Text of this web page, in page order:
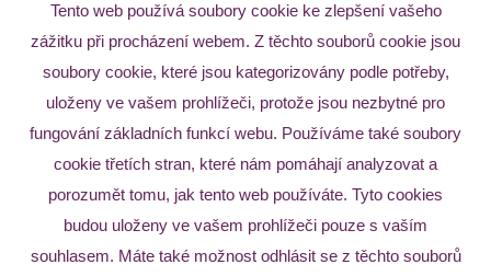
Tento web používá soubory cookie ke zlepšení vašeho
zážitku při procházení webem. Z těchto souborů cookie jsou
soubory cookie, které jsou kategorizovány podle potřeby,
uloženy ve vašem prohlížeči, protože jsou nezbytné pro
fungování základních funkcí webu. Používáme také soubory
cookie třetích stran, které nám pomáhají analyzovat a
porozumět tomu, jak tento web používáte. Tyto cookies
budou uloženy ve vašem prohlížeči pouze s vaším
souhlasem. Máte také možnost odhlásit se z těchto souborů